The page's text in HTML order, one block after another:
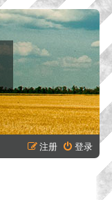
登录
注册